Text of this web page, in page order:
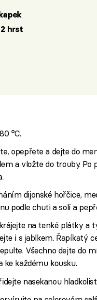
hrst
°C.
opepřete a dejte do
a vložte do trouby. Po
dijonské hořčice,
podle chuti a solí a
na tenké plátky a
i s jablkem. Řapíkatý
Všechno dejte do
ke každému kousku.
nasekanou